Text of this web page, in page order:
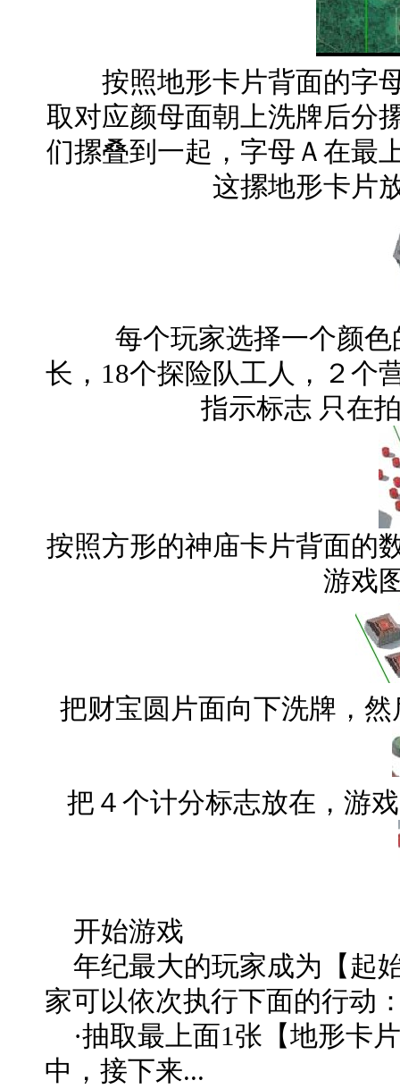
按照地形卡片背面的字母
取对应颜母面朝上洗牌后分
们摞叠到一起，字母Ａ在最
这摞地形卡片
每个玩家选择一个颜色
长，18个探险队工人，２个
指示标志 只
按照方形的神庙卡片背面的
游戏
把财宝圆片面向下洗牌，
把４个计分标志放在，游
开始游戏
年纪最大的玩家成为【起
家可以依次执行下面的行动
·抽取最上面1张【地形卡
中，接下来...